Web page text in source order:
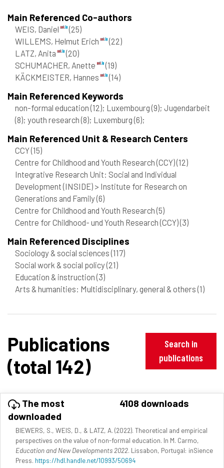
Main Referenced Co-authors
WEIS, Daniel
(25)
WILLEMS, Helmut Erich
(22)
LATZ, Anita
(20)
SCHUMACHER, Anette
(19)
KÄCKMEISTER, Hannes
(14)
Main Referenced Keywords
non-formal education(12); Luxembourg(9); Jugendarbeit
(8); youth research(8); Luxemburg(6);
Main Referenced Unit & Research Centers
CCY(15)
Centre for Childhood and Youth Research (CCY)(12)
Integrative Research Unit: Social and Individual
Development (INSIDE) > Institute for Research on
Generations and Family(6)
Centre for Childhood and Youth Research(5)
Centre for Childhood- und Youth Research (CCY)(3)
Main Referenced Disciplines
Sociology & social sciences(117)
Social work & social policy(21)
Education & instruction(3)
Arts & humanities: Multidisciplinary, general & others(1)
Publications
(total 142)
Search in
publications
The most
downloaded
4108 downloads
BIEWERS, S., WEIS, D., & LATZ, A. (2022). Theoretical and empirical
perspectives on the value of non-formal education. In M. Carmo,
Education and New Developments 2022. Lissabon, Portugal: inSience
Press. https://hdl.handle.net/10993/50694